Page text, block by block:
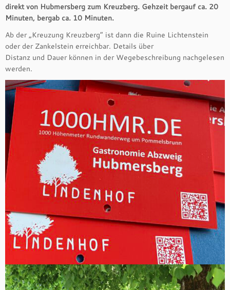
direkt von Hubmersberg zum Kreuzberg. Gehzeit bergauf ca. 20
Minuten, bergab ca. 10 Minuten.
Ab der „Kreuzung Kreuzberg“ ist dann die Ruine Lichtenstein
oder der Zankelstein erreichbar. Details über
Distanz und Dauer können in der Wegebeschreibung nachgelesen
werden.